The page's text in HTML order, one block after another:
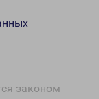
законом